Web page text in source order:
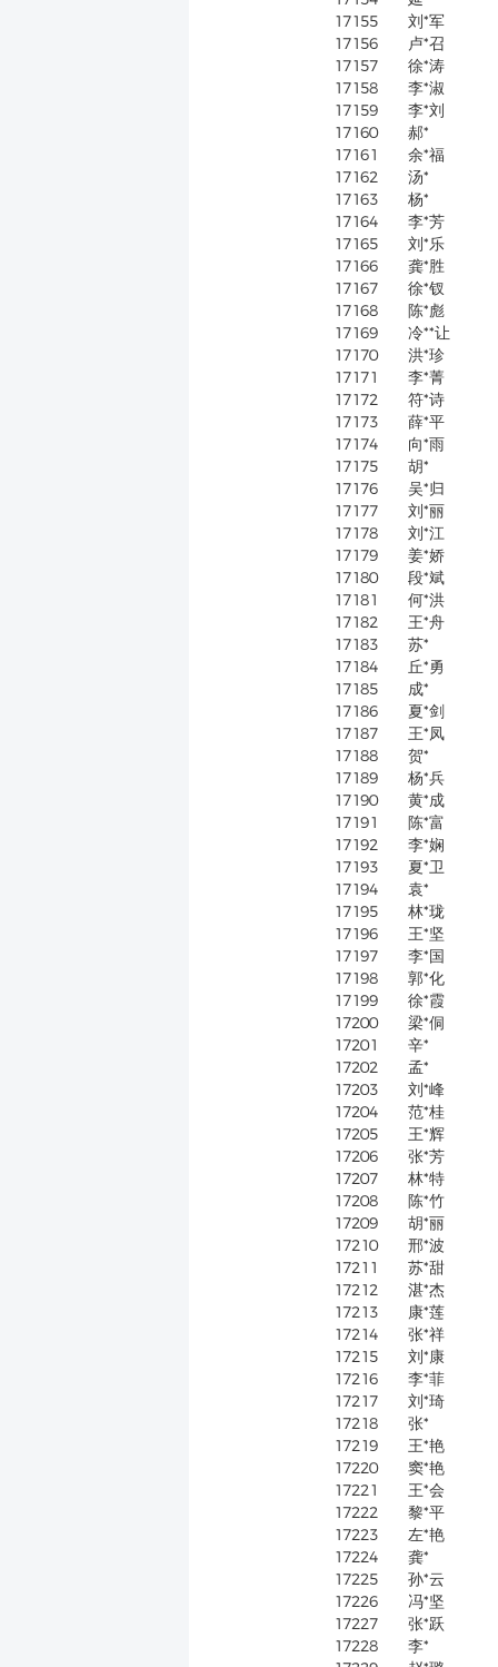
17155
刘*军
17156
卢*召
17157
徐*涛
17158
李*淑
17159
李*刘
17160
郝*
17161
余*福
17162
汤*
17163
杨*
17164
李*芳
17165
刘*乐
17166
龚*胜
17167
徐*钗
17168
陈*彪
17169
冷**让
17170
洪*珍
17171
李*菁
17172
符*诗
17173
薛*平
17174
向*雨
17175
胡*
17176
吴*归
17177
刘*丽
17178
刘*江
17179
姜*娇
17180
段*斌
17181
何*洪
17182
王*舟
17183
苏*
17184
丘*勇
17185
成*
17186
夏*剑
17187
王*凤
17188
贺*
17189
杨*兵
17190
黄*成
17191
陈*富
17192
李*娴
17193
夏*卫
17194
袁*
17195
林*珑
17196
王*坚
17197
李*国
17198
郭*化
17199
徐*霞
17200
梁*侗
17201
辛*
17202
孟*
17203
刘*峰
17204
范*桂
17205
王*辉
17206
张*芳
17207
林*特
17208
陈*竹
17209
胡*丽
17210
邢*波
17211
苏*甜
17212
湛*杰
17213
康*莲
17214
张*祥
17215
刘*康
17216
李*菲
17217
刘*琦
17218
张*
17219
王*艳
17220
窦*艳
17221
王*会
17222
黎*平
17223
左*艳
17224
龚*
17225
孙*云
17226
冯*坚
17227
张*跃
17228
李*